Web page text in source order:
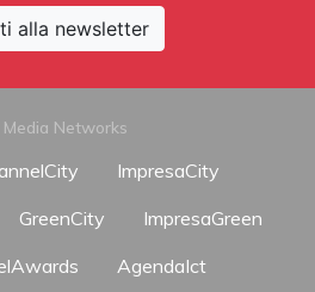
alla newsletter
Media Networks
ImpresaCity
GreenCity
ImpresaGreen
AgendaIct